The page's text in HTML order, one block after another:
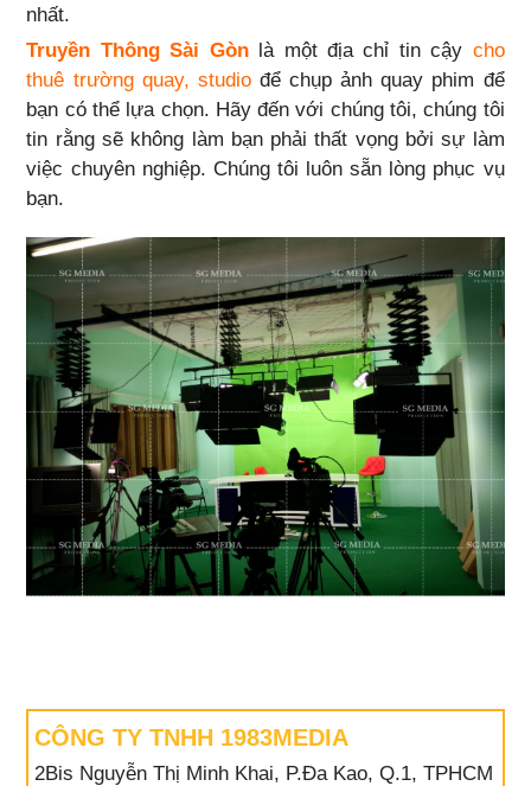
nhất.
Truyền Thông Sài Gòn
là một địa chỉ tin cậy cho
thuê trường quay, studiođể chụp ảnh quay phim để
bạn có thể lựa chọn. Hãy đến với chúng tôi, chúng tôi
tin rằng sẽ không làm bạn phải thất vọng bởi sự làm
việc chuyên nghiệp. Chúng tôi luôn sẵn lòng phục vụ
bạn.
CÔNG TY TNHH 1983MEDIA
2Bis Nguyễn Thị Minh Khai, P.Đa Kao, Q.1, TPHCM